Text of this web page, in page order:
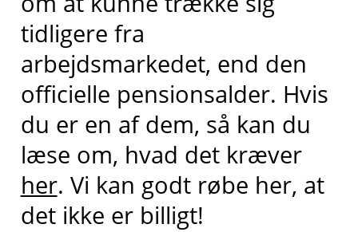
tidligere fra
arbejdsmarkedet, end den
officielle pensionsalder. Hvis
du er en af dem, så kan du
læse om, hvad det kræver
her. Vi kan godt røbe her, at
det ikke er billigt!